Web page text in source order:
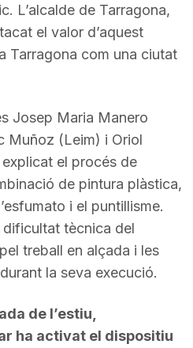
L’alcalde de Tarragona,
el valor d’aquest
Tarragona com una ciutat
Josep Maria Manero
Muñoz (Leim) i Oriol
el procés de
de pintura plàstica,
i el puntillisme.
dificultat tècnica del
treball en alçada i les
la seva execució.
de l’estiu,
ha activat el dispositiu